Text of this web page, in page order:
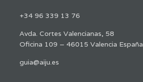
+34 96 339 13 76
Avda. Cortes Valencianas, 58
Oficina 109 – 46015 Valencia España
guia@aiju.es